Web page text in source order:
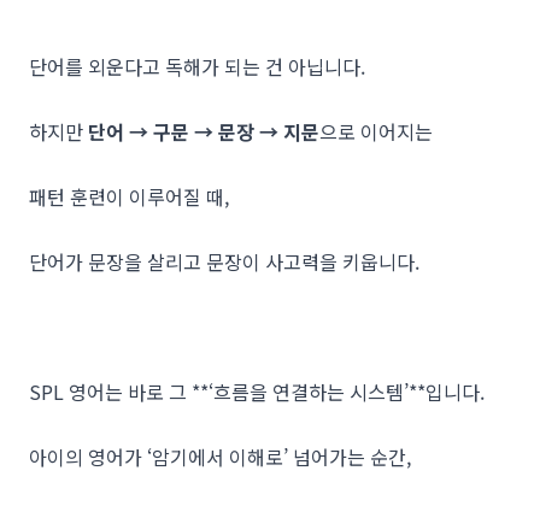
단어를 외운다고 독해가 되는 건 아닙니다.
하지만 단어 → 구문 → 문장 → 지문으로 이어지는
패턴 훈련이 이루어질 때,
단어가 문장을 살리고 문장이 사고력을 키웁니다.
SPL 영어는 바로 그 **‘흐름을 연결하는 시스템’**입니다.
아이의 영어가 ‘암기에서 이해로’ 넘어가는 순간,